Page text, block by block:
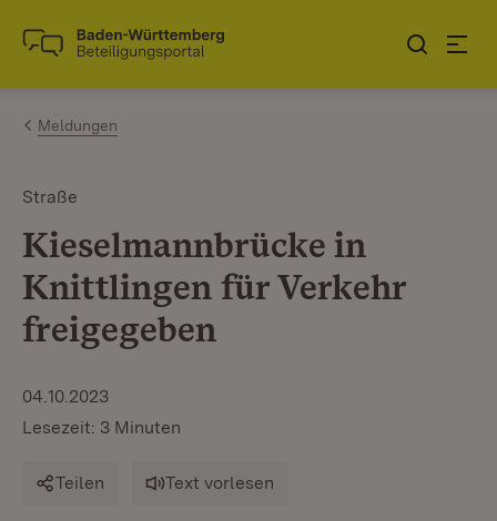
Zum Inhalt springen
Link zur Startseite
Meldungen
Straße
Kieselmannbrücke in
Knittlingen für Verkehr
freigegeben
04.10.2023
Lesezeit: 3 Minuten
Teilen Text vorlesen